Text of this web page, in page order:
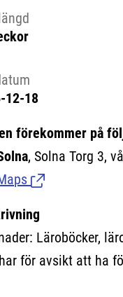
12-18
förekommer på
, Solna Torg 3,
(Länk till extern
Läroböcker,
för avsikt att ha